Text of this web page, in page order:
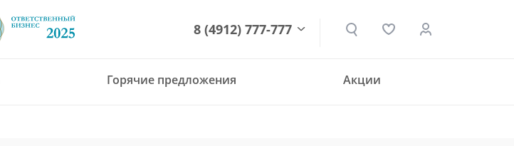
8 (4912) 777-777
Горячие предложения Акции